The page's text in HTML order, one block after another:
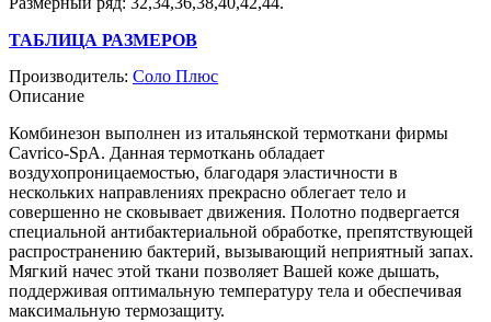
ТАБЛИЦА РАЗМЕРОВ
Производитель: Соло Плюс
Описание
Комбинезон выполнен из итальянской термоткани фирмы
Cavrico-SpA. Данная термоткань обладает
воздухопроницаемостью, благодаря эластичности в
нескольких направлениях прекрасно облегает тело и
совершенно не сковывает движения. Полотно подвергается
специальной антибактериальной обработке, препятствующей
распространению бактерий, вызывающий неприятный запах.
Мягкий начес этой ткани позволяет Вашей коже дышать,
поддерживая оптимальную температуру тела и обеспечивая
максимальную термозащиту.